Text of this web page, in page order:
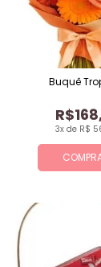
3x de R$
Buquê